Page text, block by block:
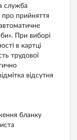
служба
прийняття
При виборі
в картці
трудової
відсутня
бланку